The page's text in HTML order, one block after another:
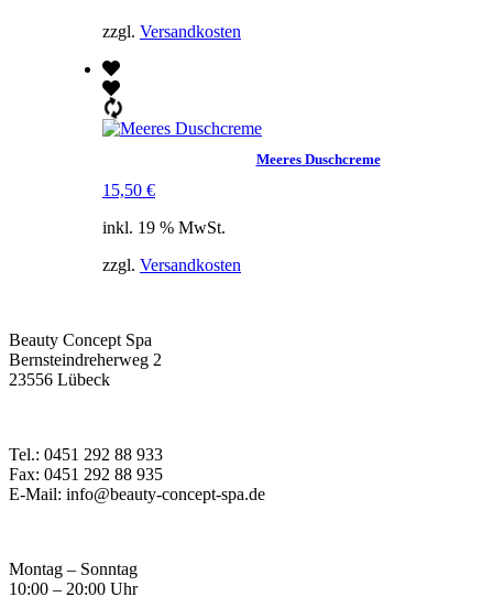
zzgl. Versandkosten
Meeres Duschcreme
15,50 €
inkl. 19 % MwSt.
zzgl. Versandkosten
Beauty Concept Spa
Bernsteindreherweg 2
23556 Lübeck
Tel.: 0451 292 88 933
Fax: 0451 292 88 935
E-Mail: info@beauty-concept-spa.de
Montag – Sonntag
10:00 – 20:00 Uhr